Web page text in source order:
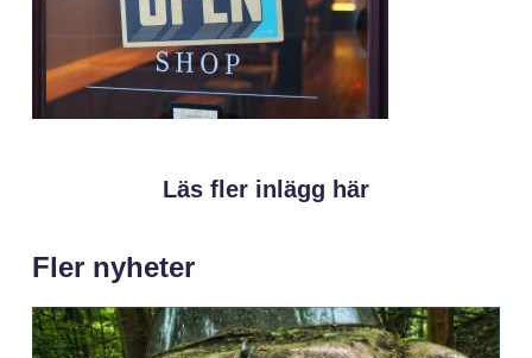
Läs fler inlägg här
Fler nyheter